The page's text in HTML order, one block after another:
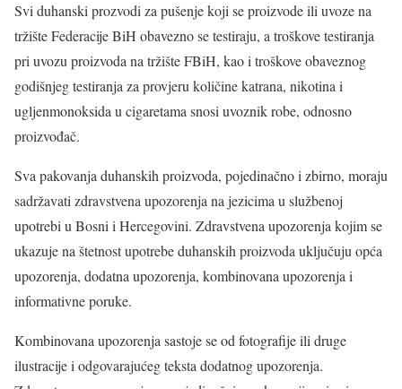
Svi duhanski prozvodi za pušenje koji se proizvode ili uvoze na
tržište Federacije BiH obavezno se testiraju, a troškove testiranja
pri uvozu proizvoda na tržište FBiH, kao i troškove obaveznog
godišnjeg testiranja za provjeru količine katrana, nikotina i
ugljenmonoksida u cigaretama snosi uvoznik robe, odnosno
proizvođač.
Sva pakovanja duhanskih proizvoda, pojedinačno i zbirno, moraju
sadržavati zdravstvena upozorenja na jezicima u službenoj
upotrebi u Bosni i Hercegovini. Zdravstvena upozorenja kojim se
ukazuje na štetnost upotrebe duhanskih proizvoda uključuju opća
upozorenja, dodatna upozorenja, kombinovana upozorenja i
informativne poruke.
Kombinovana upozorenja sastoje se od fotografije ili druge
ilustracije i odgovarajućeg teksta dodatnog upozorenja.